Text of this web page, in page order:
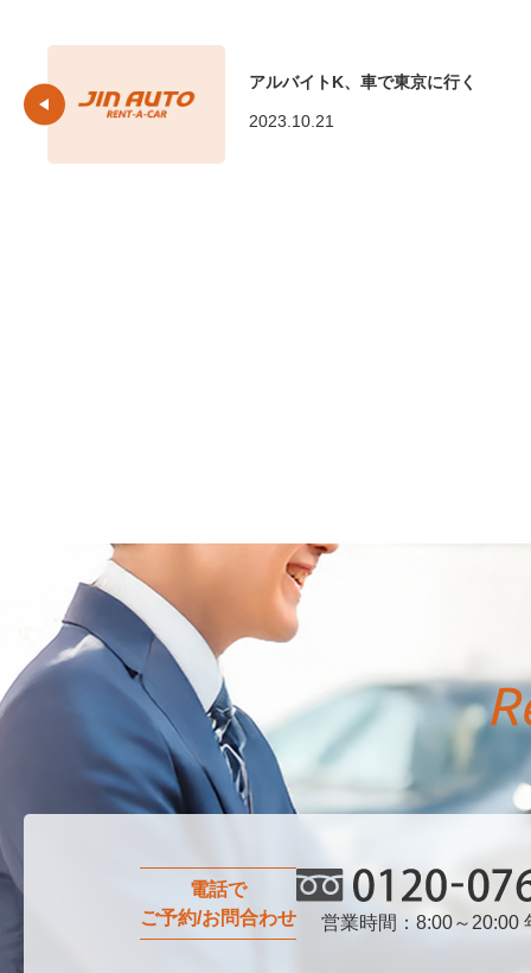
アルバイトK、車で東京に行く
2023.10.21
電話で
ご予約/お問合わせ
0120-076-750
営業時間：8:00～20:00